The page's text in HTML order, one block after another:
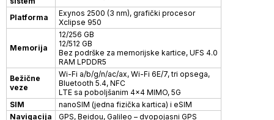
Platforma
Exynos 2500 (3 nm), grafički procesor
Xclipse 950
Memorija
12/256 GB
12/512 GB
Bez podrške za memorijske kartice, UFS 4.0
RAM LPDDR5
Bežične
veze
Wi-Fi a/b/g/n/ac/ax, Wi-Fi 6E/7, tri opsega,
Bluetooth 5.4, NFC
LTE sa poboljšanim 4×4 MIMO, 5G
SIM
nanoSIM (jedna fizička kartica) i eSIM
Navigacija
GPS, Beidou, Galileo – dvopojasni GPS